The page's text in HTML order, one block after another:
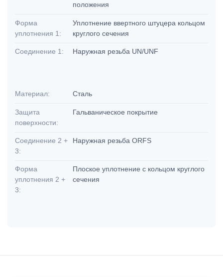
положения
Форма
уплотнения 1:
Уплотнение ввертного штуцера кольцом
круглого сечения
Соединение 1: Наружная резьба UN/UNF
Материал: Сталь
Защита
поверхности:
Гальваническое покрытие
Соединение 2 +
3:
Наружная резьба ORFS
Форма
уплотнения 2 +
3:
Плоское уплотнение с кольцом круглого
сечения